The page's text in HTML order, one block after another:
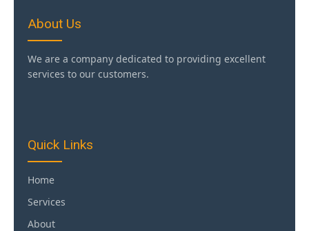
About Us
We are a company dedicated to providing excellent
services to our customers.
Quick Links
Home
Services
About